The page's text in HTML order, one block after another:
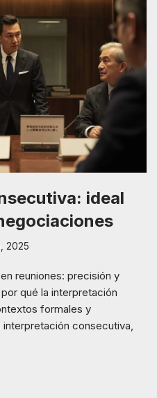
ideal
2025
reuniones: precisión y
qué la interpretación
formales y
consecutiva,